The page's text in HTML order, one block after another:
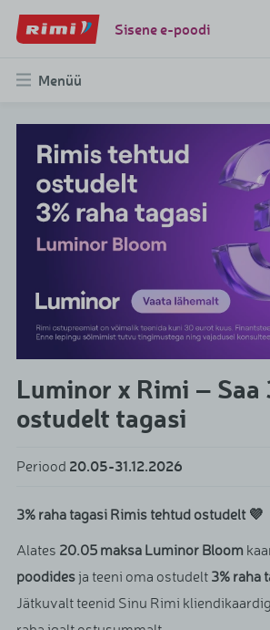
Sisene e-poodi
Menüü
Luminor x Rimi – Saa
ostudelt tagasi
Periood 20.05-31.12.2026
3% raha tagasi Rimis tehtud ostudelt 💜
Alates 20.05 maksa Luminor Bloom
poodides ja teeni oma ostudelt 3% raha
Jätkuvalt teenid Sinu Rimi